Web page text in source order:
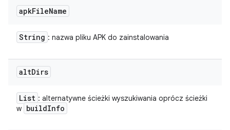
apkFileName
String : nazwa pliku APK do zainstalowania
altDirs
List : alternatywne ścieżki wyszukiwania oprócz ścieżki
w buildInfo